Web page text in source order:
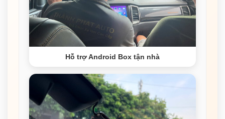
Hỗ trợ Android Box tận nhà